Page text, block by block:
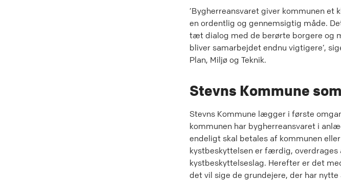
’Bygherreansvaret giver kommunen
en ordentlig og gennemsigtig måde.
tæt dialog med de berørte borgere og
bliver samarbejdet endnu vigtigere’,
Plan, Miljø og Teknik.
Stevns Kommune
Stevns Kommune lægger i første
kommunen har bygherreansvaret i
endeligt skal betales af kommunen
kystbeskyttelsen er færdig,
kystbeskyttelseslag. Herefter er det
det vil sige de grundejere, der har